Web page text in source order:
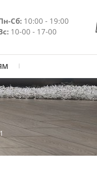
Сб: 10:00 - 19:00
10-00 - 17-00